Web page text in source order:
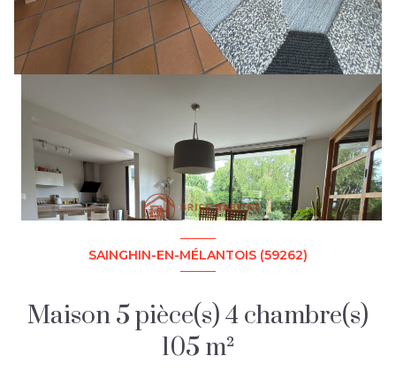
SAINGHIN-EN-MÉLANTOIS (59262)
Maison 5 pièce(s) 4 chambre(s)
105 m²